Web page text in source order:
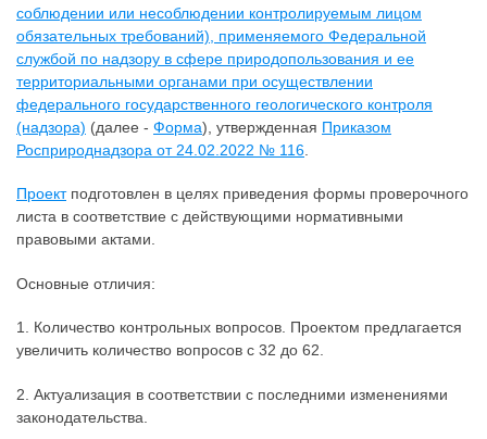
соблюдении или несоблюдении контролируемым лицом
обязательных требований), применяемого Федеральной
службой по надзору в сфере природопользования и ее
территориальными органами при осуществлении
федерального государственного геологического контроля
(надзора) (далее - Форма), утвержденная Приказом
Росприроднадзора от 24.02.2022 № 116
Проектподготовлен в целях приведения формы проверочного
листа в соответствие с действующими нормативными
правовыми актами.
Основные отличия:
1. Количество контрольных вопросов. Проектом предлагается
увеличить количество вопросов с 32 до 62.
2. Актуализация в соответствии с последними изменениями
законодательства.